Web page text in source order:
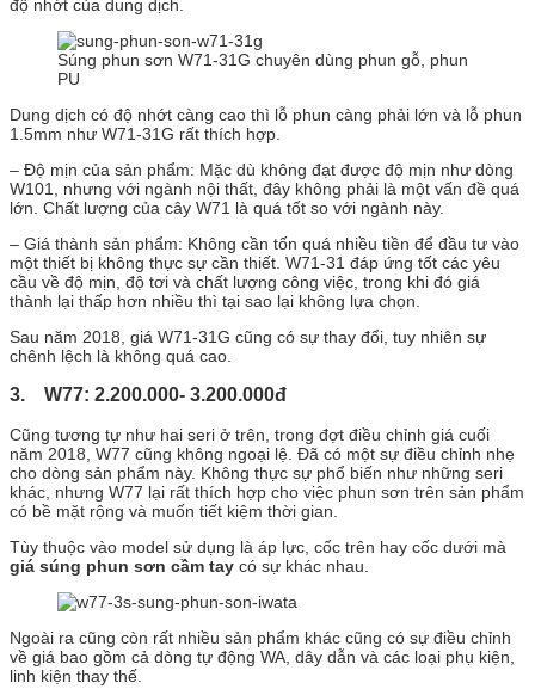
độ nhớt của dung dịch.
Súng phun sơn W71-31G chuyên dùng phun gỗ, phun
PU
Dung dịch có độ nhớt càng cao thì lỗ phun càng phải lớn và lỗ phun
1.5mm như W71-31G rất thích hợp.
– Độ mịn của sản phẩm: Mặc dù không đạt được độ mịn như dòng
W101, nhưng với ngành nội thất, đây không phải là một vấn đề quá
lớn. Chất lượng của cây W71 là quá tốt so với ngành này.
– Giá thành sản phẩm: Không cần tốn quá nhiều tiền để đầu tư vào
một thiết bị không thực sự cần thiết. W71-31 đáp ứng tốt các yêu
cầu về độ mịn, độ tơi và chất lượng công việc, trong khi đó giá
thành lại thấp hơn nhiều thì tại sao lại không lựa chọn.
Sau năm 2018, giá W71-31G cũng có sự thay đổi, tuy nhiên sự
chênh lệch là không quá cao.
3. W77: 2.200.000- 3.200.000đ
Cũng tương tự như hai seri ở trên, trong đợt điều chỉnh giá cuối
năm 2018, W77 cũng không ngoại lệ. Đã có một sự điều chỉnh nhẹ
cho dòng sản phẩm này. Không thực sự phổ biến như những seri
khác, nhưng W77 lại rất thích hợp cho việc phun sơn trên sản phẩm
có bề mặt rộng và muốn tiết kiệm thời gian.
Tùy thuộc vào model sử dụng là áp lực, cốc trên hay cốc dưới mà
giá súng phun sơn cầm tay có sự khác nhau.
Ngoài ra cũng còn rất nhiều sản phẩm khác cũng có sự điều chỉnh
về giá bao gồm cả dòng tự động WA, dây dẫn và các loại phụ kiện,
linh kiện thay thế.